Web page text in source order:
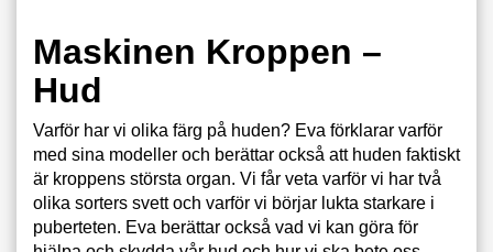
Maskinen Kroppen –
Hud
Varför har vi olika färg på huden? Eva förklarar varför
med sina modeller och berättar också att huden faktiskt
är kroppens största organ. Vi får veta varför vi har två
olika sorters svett och varför vi börjar lukta starkare i
puberteten. Eva berättar också vad vi kan göra för